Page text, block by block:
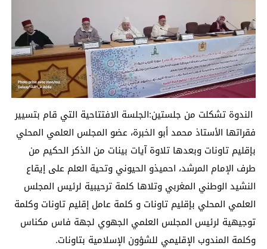
الندوة تشكلت من جلستين:الجلسة الافتتاحية التي قام بتسيير
فقراتها الأستاذ محمد أبو الخبرة، عضو المجلس العلمي المحلي
بإقليم تاونات وبعدها تلاوة آيات بينات من الذكر الحكيم من
طرف الإمام المرشد، احميذو الحيوني وتحية العلم على إيقاع
النشيد الوطني المغربي وتلاها كلمة ترحيبية لرئيس المجلس
العلمي المحلي بإقليم تاونات و كلمة عامل إقليم تاونات وكلمة
توجيهية لرئيس المجلس العلمي الجهوي لجهة فاس مكناس
وكلمة المندوب الإقليمي للشؤون الإسلامية بتاونات.